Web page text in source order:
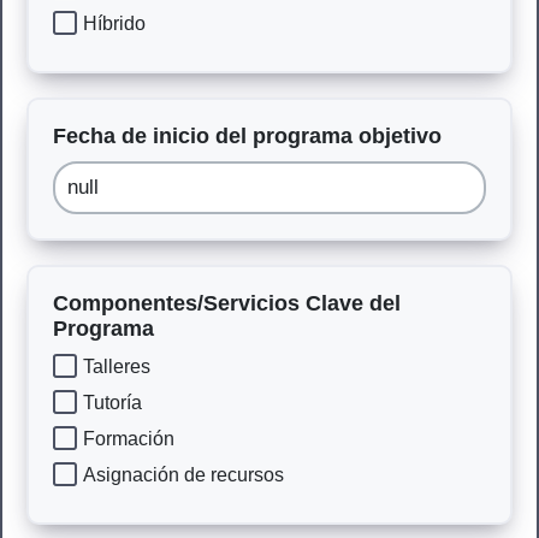
Híbrido
Fecha de inicio del programa objetivo
Componentes/Servicios Clave del
Programa
Talleres
Tutoría
Formación
Asignación de recursos